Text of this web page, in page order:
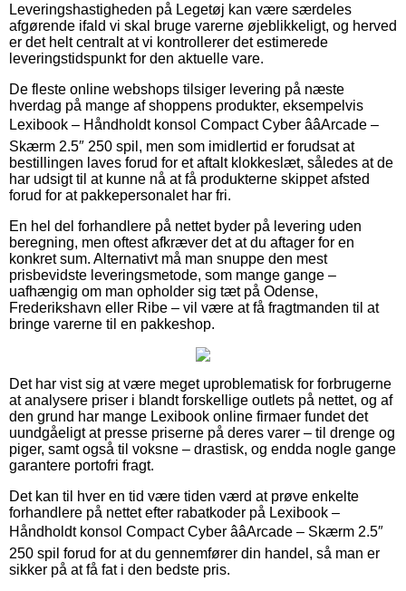
Leveringshastigheden på Legetøj kan være særdeles
afgørende ifald vi skal bruge varerne øjeblikkeligt, og herved
er det helt centralt at vi kontrollerer det estimerede
leveringstidspunkt for den aktuelle vare.
De fleste online webshops tilsiger levering på næste
hverdag på mange af shoppens produkter, eksempelvis
Lexibook – Håndholdt konsol Compact Cyber ââArcade –
Skærm 2.5″ 250 spil, men som imidlertid er forudsat at
bestillingen laves forud for et aftalt klokkeslæt, således at de
har udsigt til at kunne nå at få produkterne skippet afsted
forud for at pakkepersonalet har fri.
En hel del forhandlere på nettet byder på levering uden
beregning, men oftest afkræver det at du aftager for en
konkret sum. Alternativt må man snuppe den mest
prisbevidste leveringsmetode, som mange gange –
uafhængig om man opholder sig tæt på Odense,
Frederikshavn eller Ribe – vil være at få fragtmanden til at
bringe varerne til en pakkeshop.
Det har vist sig at være meget uproblematisk for forbrugerne
at analysere priser i blandt forskellige outlets på nettet, og af
den grund har mange Lexibook online firmaer fundet det
uundgåeligt at presse priserne på deres varer – til drenge og
piger, samt også til voksne – drastisk, og endda nogle gange
garantere portofri fragt.
Det kan til hver en tid være tiden værd at prøve enkelte
forhandlere på nettet efter rabatkoder på Lexibook –
Håndholdt konsol Compact Cyber ââArcade – Skærm 2.5″
250 spil forud for at du gennemfører din handel, så man er
sikker på at få fat i den bedste pris.